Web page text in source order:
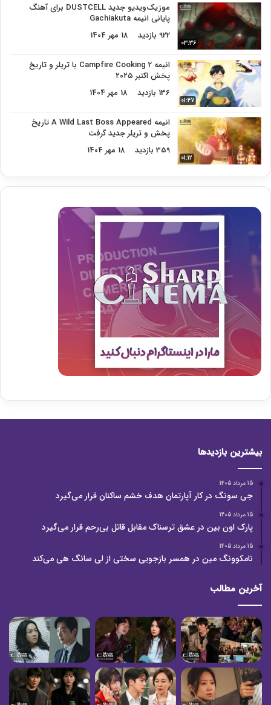
03:36
موزیک‌ویدیو جدید DUSTCELL برای آهنگ
پایانی انیمه Gachiakuta
922 بازدید
18 مهر 1404
01:47
انیمه Campfire Cooking 2 با تریلر و تاریخ
پخش اکتبر ۲۰۲۵
136 بازدید
18 مهر 1404
01:12
انیمه A Wild Last Boss Appeared تاریخ
پخش و تریلر جدید گرفت
359 بازدید
18 مهر 1404
بیشترین بازدیدها
15 مرداد 1405
جی سونگ در کار آپارتمان هدف خشم ساکنان قرار می‌گیرد
15 مرداد 1405
پارک اون بین در عشق ترسناک مقابل قاتل بی‌رحم قرار می‌گیرد
15 مرداد 1405
نامکوونگ مین در همسر بازجویی سختی از لی سانگ هی می‌کند
آخرین مطالب